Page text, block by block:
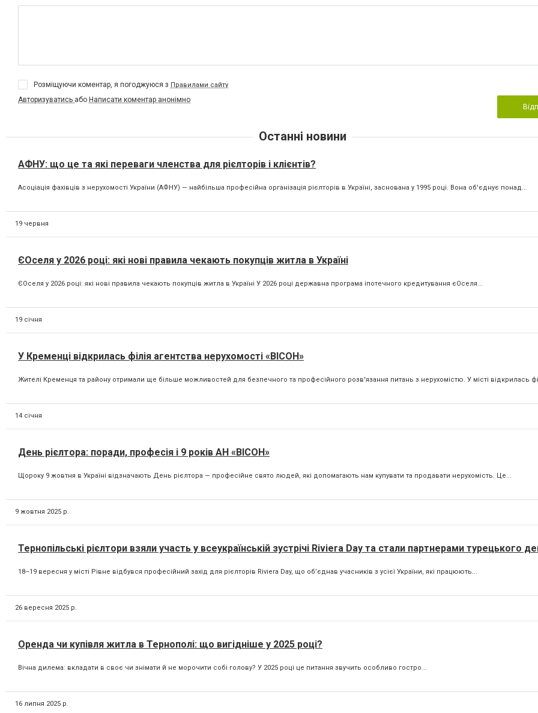
Розміщуючи коментар, я погоджуюся з Правилами сайту
Авторизуватись або Написати коментар анонімно
Останні новини
АФНУ: що це та які переваги членства для рієлторів і клієнтів?
Асоціація фахівців з нерухомості України (АФНУ) — найбільша професійна організація рієлторів в Україні, заснована у 1995 році. Вона об'єднує понад...
19 червня
ЄОселя у 2026 році: які нові правила чекають покупців житла в Україні
ЄОселя у 2026 році: які нові правила чекають покупців житла в Україні У 2026 році державна програма іпотечного кредитування єОселя...
19 січня
У Кременці відкрилась філія агентства нерухомості «ВІСОН»
Жителі Кременця та району отримали ще більше можливостей для безпечного та професійного розв'язання питань з нерухомістю. У місті відкрилась
14 січня
День рієлтора: поради, професія і 9 років АН «ВІСОН»
Щороку 9 жовтня в Україні відзначають День рієлтора — професійне свято людей, які допомагають нам купувати та продавати нерухомість. Це...
9 жовтня 2025 р.
Тернопільські рієлтори взяли участь у всеукраїнській зустрічі Riviera Day та стали партнерами турецького
18–19 вересня у місті Рівне відбувся професійний захід для рієлторів Riviera Day, що об’єднав учасників з усієї України, які працюють...
26 вересня 2025 р.
Оренда чи купівля житла в Тернополі: що вигідніше у 2025 році?
Вічна дилема: вкладати в своє чи знімати й не морочити собі голову? У 2025 році це питання звучить особливо гостро...
16 липня 2025 р.